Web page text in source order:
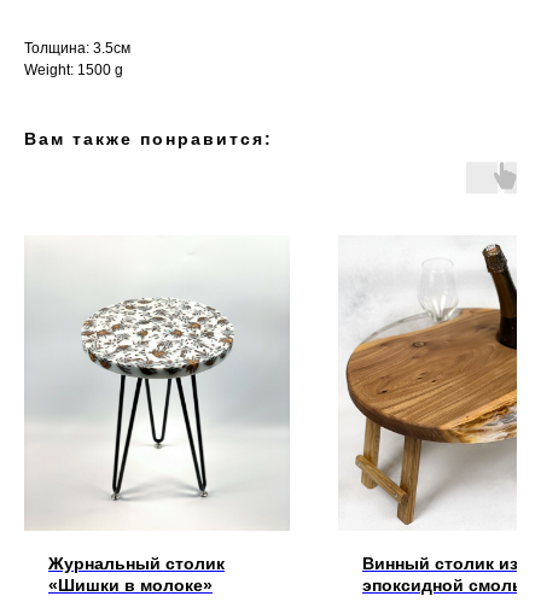
Толщина: 3.5см
Weight: 1500 g
Вам также понравится:
Журнальный столик
«Шишки в молоке»
Винный столик из
эпоксидной смолы